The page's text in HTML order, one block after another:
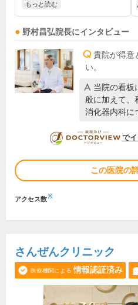
もっと読む
野村昌弘院長にインタビュー
貴院が得意
い。
当院の看板
般に加えて、
消化器内科
で
この医院の
アクセス数※
さんぜんクリニック
医療機関による 情報認証済み